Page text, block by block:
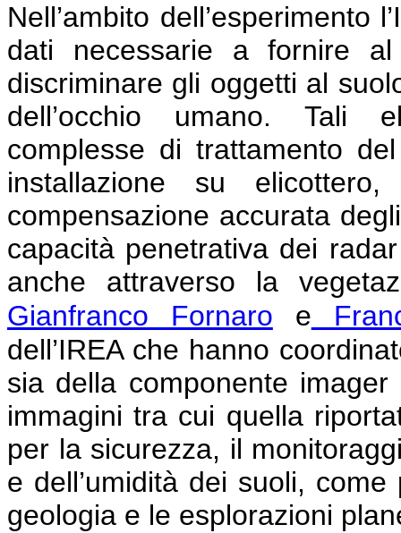
Nell’ambito dell’esperimento
dati necessarie a fornire
discriminare gli oggetti al
dell’occhio umano. Tali
complesse di trattamento
installazione su
compensazione accurata
capacità penetrativa dei
anche attraverso la
Gianfranco Fornaro e
dell’IREA che hanno
sia della componente
immagini tra cui quella
per la sicurezza, il
e dell’umidità dei suoli,
geologia e le esplorazioni